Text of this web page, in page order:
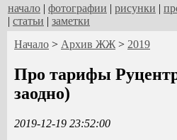
начало | фотографии | рисунки |
| статьи | заметки
Начало > Архив ЖЖ > 2019
Про тарифы
заодно)
2019-12-19 23:52:00